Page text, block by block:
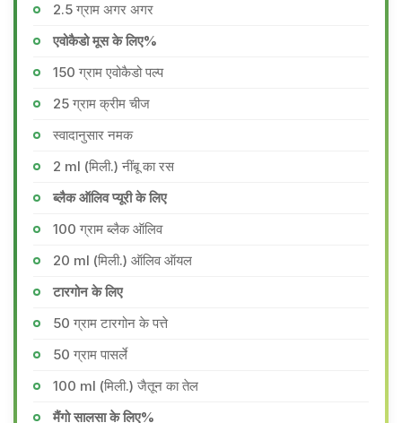
2.5 ग्राम अगर अगर
एवोकैडो मूस के लिए%
150 ग्राम एवोकैडो पल्प
25 ग्राम क्रीम चीज
स्वादानुसार नमक
2 ml (मिली.) नींबू का रस
ब्लैक ऑलिव प्यूरी के लिए
100 ग्राम ब्लैक ऑलिव
20 ml (मिली.) ऑलिव ऑयल
टारगोन के लिए
50 ग्राम टारगोन के पत्ते
50 ग्राम पासर्ले
100 ml (मिली.) जैतून का तेल
मैंगो सालसा के लिए%